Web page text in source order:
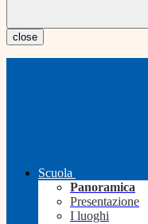
close
Scuola
Panoramica
Presentazione
I luoghi